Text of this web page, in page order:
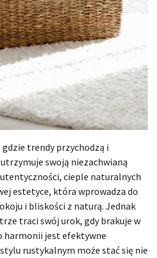
trendy przychodzą i
swoją niezachwianą
cieple naturalnych
estetyce, która wprowadza do
i bliskości z naturą. Jednak
traci swój urok, gdy brakuje w
harmonii jest efektywne
rustykalnym może stać się nie